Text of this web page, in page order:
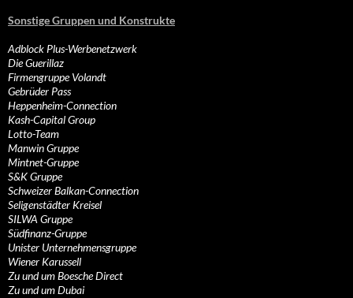
Sonstige Gruppen und Konstrukte
Adblock Plus-Werbenetzwerk
Die Guerillaz
Firmengruppe Volandt
Gebrüder Pass
Heppenheim-Connection
Kash-Capital Group
Lotto-Team
Manwin Gruppe
Mintnet-Gruppe
S&K Gruppe
Schweizer Balkan-Connection
Seligenstädter Kreisel
SILWA Gruppe
Südfinanz-Gruppe
Unister Unternehmensgruppe
Wiener Karussell
Zu und um Boesche Direct
Zu und um Dubai